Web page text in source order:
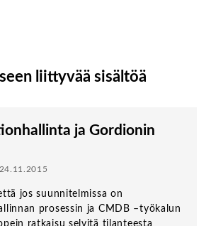
liittyvää sisältöä
ja Gordionin
jos suunnitelmissa on
prosessin ja CMDB –työkalun
ratkaisu selvitä tilanteesta